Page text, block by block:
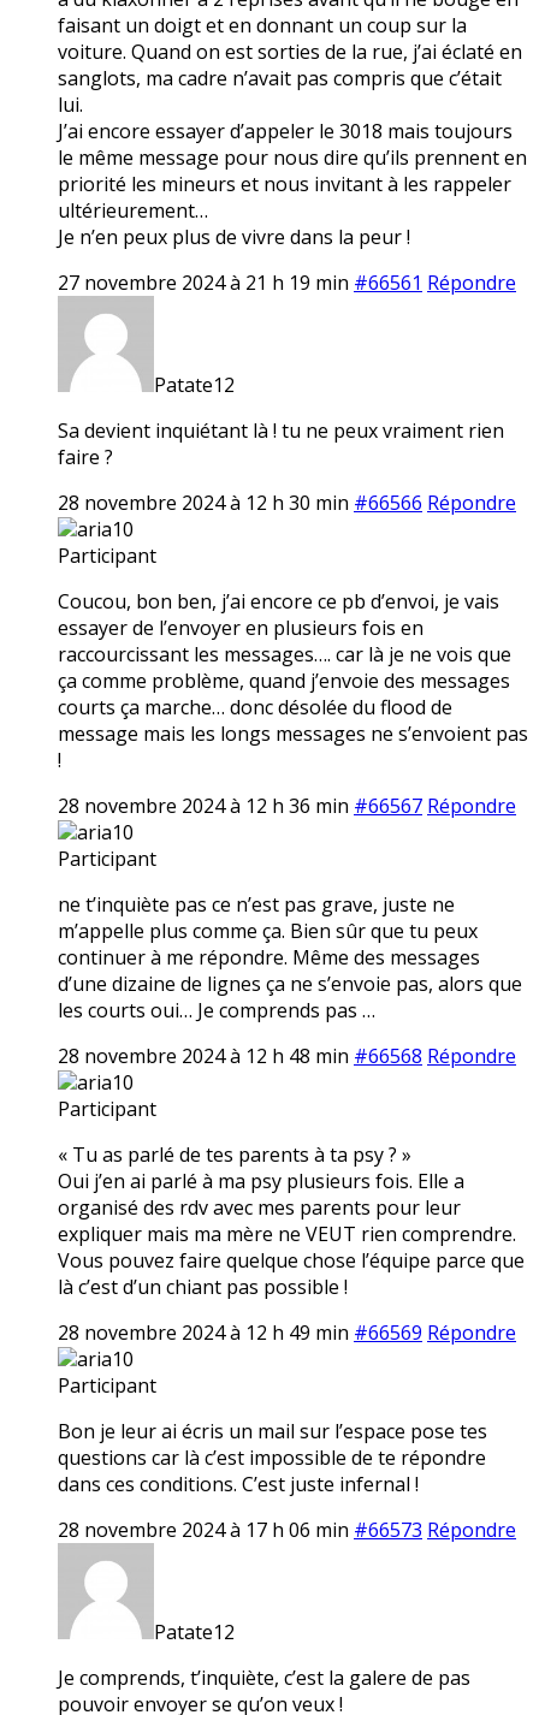
faisant un doigt et en donnant un coup sur la
voiture. Quand on est sorties de la rue, j’ai éclaté en
sanglots, ma cadre n’avait pas compris que c’était
lui.
J’ai encore essayer d’appeler le 3018 mais toujours
le même message pour nous dire qu’ils prennent en
priorité les mineurs et nous invitant à les rappeler
ultérieurement…
Je n’en peux plus de vivre dans la peur !
27 novembre 2024 à 21 h 19 min #66561 Répondre
Patate12
Sa devient inquiétant là ! tu ne peux vraiment rien
faire ?
28 novembre 2024 à 12 h 30 min #66566 Répondre
aria10
Participant
Coucou, bon ben, j’ai encore ce pb d’envoi, je vais
essayer de l’envoyer en plusieurs fois en
raccourcissant les messages…. car là je ne vois que
ça comme problème, quand j’envoie des messages
courts ça marche… donc désolée du flood de
message mais les longs messages ne s’envoient pas
!
28 novembre 2024 à 12 h 36 min #66567 Répondre
aria10
Participant
ne t’inquiète pas ce n’est pas grave, juste ne
m’appelle plus comme ça. Bien sûr que tu peux
continuer à me répondre. Même des messages
d’une dizaine de lignes ça ne s’envoie pas, alors que
les courts oui… Je comprends pas …
28 novembre 2024 à 12 h 48 min #66568 Répondre
aria10
Participant
« Tu as parlé de tes parents à ta psy ? »
Oui j’en ai parlé à ma psy plusieurs fois. Elle a
organisé des rdv avec mes parents pour leur
expliquer mais ma mère ne VEUT rien comprendre.
Vous pouvez faire quelque chose l’équipe parce que
là c’est d’un chiant pas possible !
28 novembre 2024 à 12 h 49 min #66569 Répondre
aria10
Participant
Bon je leur ai écris un mail sur l’espace pose tes
questions car là c’est impossible de te répondre
dans ces conditions. C’est juste infernal !
28 novembre 2024 à 17 h 06 min #66573 Répondre
Patate12
Je comprends, t’inquiète, c’est la galere de pas
pouvoir envoyer se qu’on veux !